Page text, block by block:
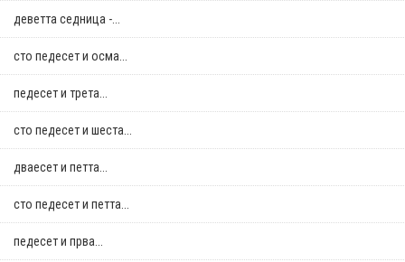
деветта седница -...
сто педесет и осма...
педесет и трета...
сто педесет и шеста...
дваесет и петта...
сто педесет и петта...
педесет и прва...